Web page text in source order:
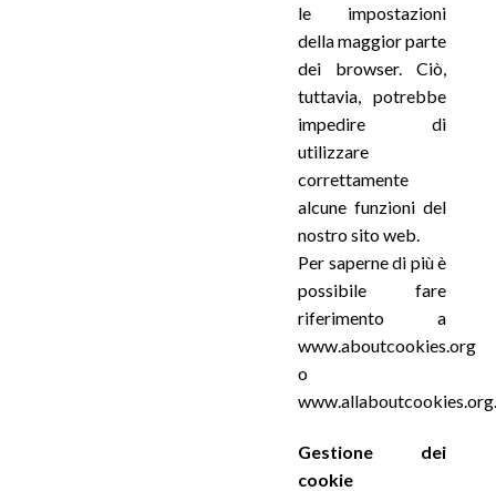
le impostazioni
della maggior parte
dei browser. Ciò,
tuttavia, potrebbe
impedire di
utilizzare
correttamente
alcune funzioni del
nostro sito web.
Per saperne di più è
possibile fare
riferimento a
www.aboutcookies.org
o
www.allaboutcookies.org.
Gestione dei
cookie